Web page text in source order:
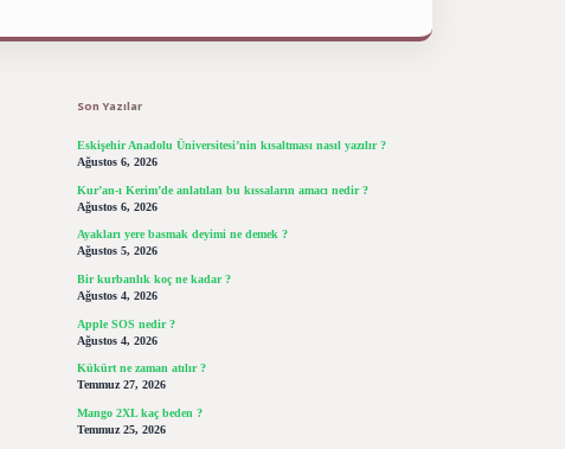
Son Yazılar
Eskişehir Anadolu Üniversitesi’nin kısaltması nasıl yazılır ?
Ağustos 6, 2026
Kur’an-ı Kerim’de anlatılan bu kıssaların amacı nedir ?
Ağustos 6, 2026
Ayakları yere basmak deyimi ne demek ?
Ağustos 5, 2026
Bir kurbanlık koç ne kadar ?
Ağustos 4, 2026
Apple SOS nedir ?
Ağustos 4, 2026
Kükürt ne zaman atılır ?
Temmuz 27, 2026
Mango 2XL kaç beden ?
Temmuz 25, 2026